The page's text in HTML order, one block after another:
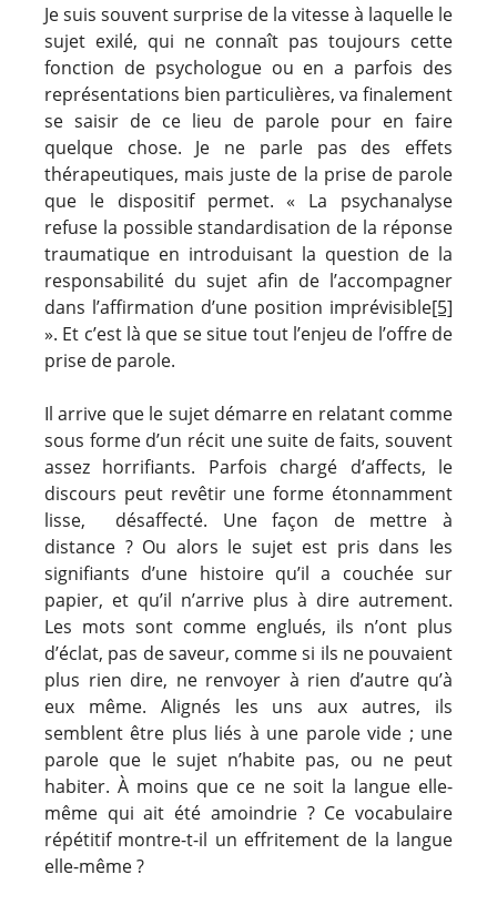
Je suis souvent surprise de la vitesse à laquelle le
sujet exilé, qui ne connaît pas toujours cette
fonction de psychologue ou en a parfois des
représentations bien particulières, va finalement
se saisir de ce lieu de parole pour en faire
quelque chose. Je ne parle pas des effets
thérapeutiques, mais juste de la prise de parole
que le dispositif permet. « La psychanalyse
refuse la possible standardisation de la réponse
traumatique en introduisant la question de la
responsabilité du sujet afin de l’accompagner
dans l’affirmation d’une position imprévisible[5]
». Et c’est là que se situe tout l’enjeu de l’offre de
prise de parole.
Il arrive que le sujet démarre en relatant comme
sous forme d’un récit une suite de faits, souvent
assez horrifiants. Parfois chargé d’affects, le
discours peut revêtir une forme étonnamment
lisse, désaffecté. Une façon de mettre à
distance ? Ou alors le sujet est pris dans les
signifiants d’une histoire qu’il a couchée sur
papier, et qu’il n’arrive plus à dire autrement.
Les mots sont comme englués, ils n’ont plus
d’éclat, pas de saveur, comme si ils ne pouvaient
plus rien dire, ne renvoyer à rien d’autre qu’à
eux même. Alignés les uns aux autres, ils
semblent être plus liés à une parole vide ; une
parole que le sujet n’habite pas, ou ne peut
habiter. À moins que ce ne soit la langue elle-
même qui ait été amoindrie ? Ce vocabulaire
répétitif montre-t-il un effritement de la langue
elle-même ?